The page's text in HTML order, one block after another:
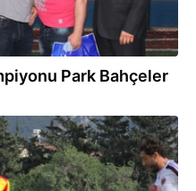
Park Bahçeler